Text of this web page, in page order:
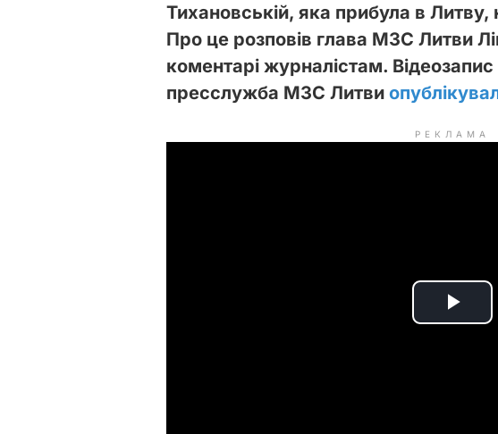
Тихановській, яка прибула в
Про це розповів глава МЗС Литви
коментарі журналістам.
пресслужба МЗС Литви
РЕКЛАМА
P